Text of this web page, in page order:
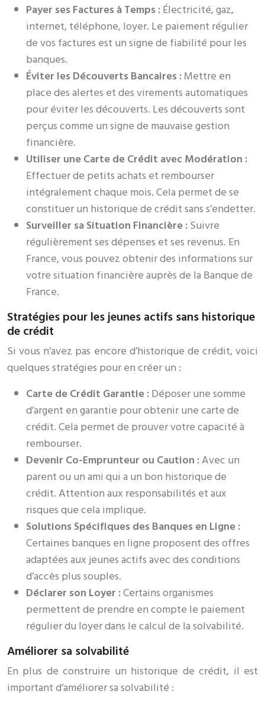
Payer ses Factures à Temps :Électricité, gaz,
internet, téléphone, loyer. Le paiement régulier
de vos factures est un signe de fiabilité pour les
banques.
Éviter les Découverts Bancaires :Mettre en
place des alertes et des virements automatiques
pour éviter les découverts. Les découverts sont
perçus comme un signe de mauvaise gestion
financière.
Utiliser une Carte de Crédit avec Modération :
Effectuer de petits achats et rembourser
intégralement chaque mois. Cela permet de se
constituer un historique de crédit sans s’endetter.
Surveiller sa Situation Financière :Suivre
régulièrement ses dépenses et ses revenus. En
France, vous pouvez obtenir des informations sur
votre situation financière auprès de la Banque de
France.
Stratégies pour les jeunes actifs sans historique
de crédit
Si vous n’avez pas encore d’historique de crédit, voici
quelques stratégies pour en créer un :
Carte de Crédit Garantie :Déposer une somme
d’argent en garantie pour obtenir une carte de
crédit. Cela permet de prouver votre capacité à
rembourser.
Devenir Co-Emprunteur ou Caution :Avec un
parent ou un ami qui a un bon historique de
crédit. Attention aux responsabilités et aux
risques que cela implique.
Solutions Spécifiques des Banques en Ligne :
Certaines banques en ligne proposent des offres
adaptées aux jeunes actifs avec des conditions
d’accès plus souples.
Déclarer son Loyer :Certains organismes
permettent de prendre en compte le paiement
régulier du loyer dans le calcul de la solvabilité.
Améliorer sa solvabilité
En plus de construire un historique de crédit, il est
important d’améliorer sa solvabilité :